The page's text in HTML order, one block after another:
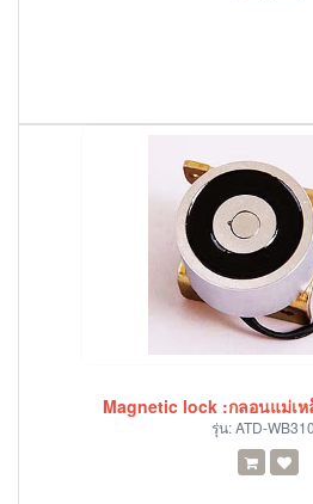
Magnetic lock :กลอนแม่เ
รุ่น:ATD-